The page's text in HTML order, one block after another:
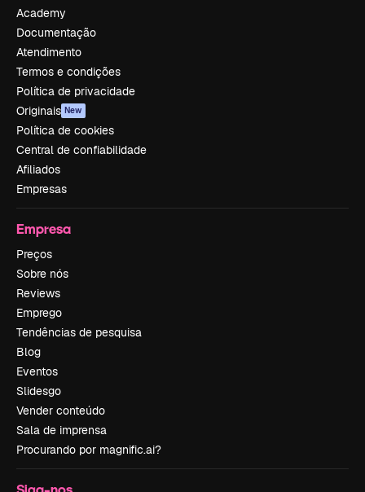
Academy
Documentação
Atendimento
Termos e condições
Política de privacidade
Originais New
Política de cookies
Central de confiabilidade
Afiliados
Empresas
Empresa
Preços
Sobre nós
Reviews
Emprego
Tendências de pesquisa
Blog
Eventos
Slidesgo
Vender conteúdo
Sala de imprensa
Procurando por magnific.ai?